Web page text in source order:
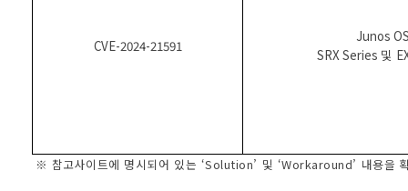
CVE-2024-21591
Junos
SRX Series 및
※ 참고사이트에 명시되어 있는 ‘Solution’ 및 ‘Workaround’ 내용을